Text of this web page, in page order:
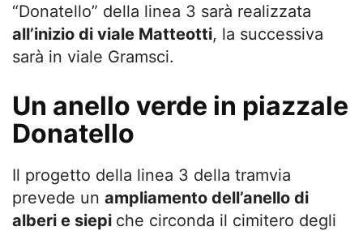
“Donatello” della linea 3 sarà realizzata
all’inizio di viale Matteotti, la successiva
sarà in viale Gramsci.
Un anello verde in piazzale
Donatello
Il progetto della linea 3 della tramvia
prevede un ampliamento dell’anello di
alberi e siepi che circonda il cimitero degli